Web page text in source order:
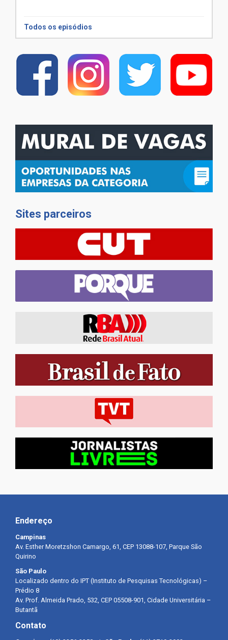
Todos os episódios
Sites parceiros
Endereço
Campinas
Av. Esther Moretzshon Camargo, 61, CEP 13088-107, Parque São
Quirino
São Paulo
Localizado dentro do IPT (Instituto de Pesquisas Tecnológicas) –
Prédio 8
Av. Prof. Almeida Prado, 532, CEP 05508-901, Cidade Universitária –
Butantã
Contato